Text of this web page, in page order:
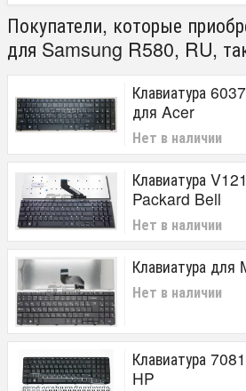
Покупатели, которые
для Samsung R580, RU,
Клавиатура
для Acer
Нет в наличии
Клавиатура
Packard Bell
Нет в наличии
Клавиатура
Нет в наличии
Клавиатура
HP